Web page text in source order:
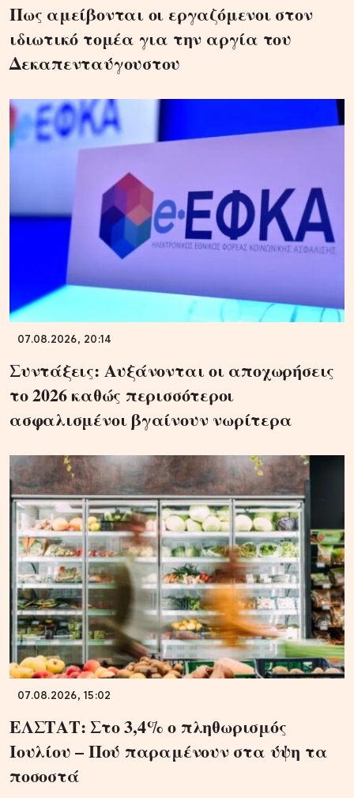
Πως αμείβονται οι εργαζόμενοι στον
ιδιωτικό τομέα για την αργία του
Δεκαπενταύγουστου
07.08.2026, 20:14
Συντάξεις: Αυξάνονται οι αποχωρήσεις
το 2026 καθώς περισσότεροι
ασφαλισμένοι βγαίνουν νωρίτερα
07.08.2026, 15:02
ΕΛΣΤΑΤ: Στο 3,4% ο πληθωρισμός
Ιουλίου – Πού παραμένουν στα ύψη τα
ποσοστά